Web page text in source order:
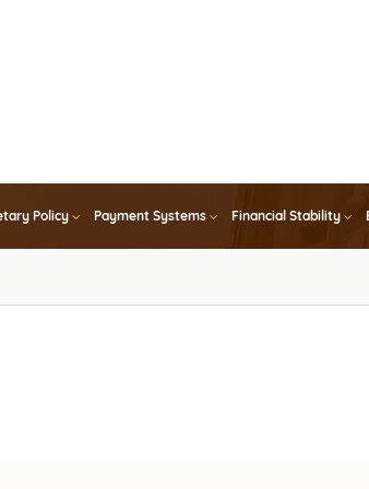
Policy Payment Systems Financial Stability